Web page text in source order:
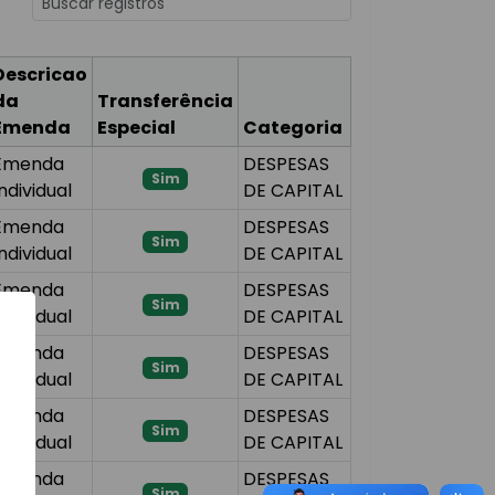
Transferência
Especial
Categoria
Sim
DESPESAS
DE CAPITAL
Sim
DESPESAS
DE CAPITAL
Individual
Sim
DESPESAS
DE CAPITAL
Emenda
Individual
Sim
DESPESAS
DE CAPITAL
Emenda
Individual
Sim
DESPESAS
DE CAPITAL
Emenda
DESPESAS